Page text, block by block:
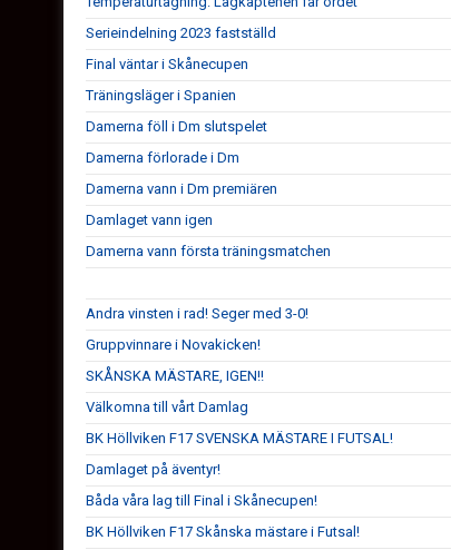
Serieindelning 2023 fastställd
Final väntar i Skånecupen
Träningsläger i Spanien
Damerna föll i Dm slutspelet
Damerna förlorade i Dm
Damerna vann i Dm premiären
Damlaget vann igen
Damerna vann första träningsmatchen
Andra vinsten i rad! Seger med 3-0!
Gruppvinnare i Novakicken!
SKÅNSKA MÄSTARE, IGEN!!
Välkomna till vårt Damlag
BK Höllviken F17 SVENSKA MÄSTARE I FUTSAL!
Damlaget på äventyr!
Båda våra lag till Final i Skånecupen!
BK Höllviken F17 Skånska mästare i Futsal!